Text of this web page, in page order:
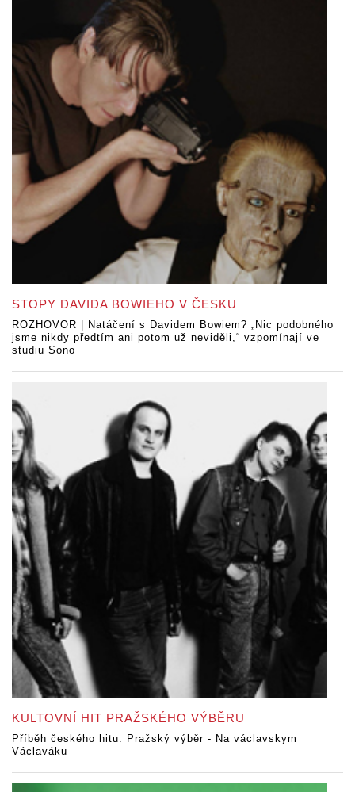
STOPY DAVIDA BOWIEHO V ČESKU
ROZHOVOR | Natáčení s Davidem Bowiem? „Nic podobného
jsme nikdy předtím ani potom už neviděli,“ vzpomínají ve
studiu Sono
KULTOVNÍ HIT PRAŽSKÉHO VÝBĚRU
Příběh českého hitu: Pražský výběr - Na václavskym
Václaváku